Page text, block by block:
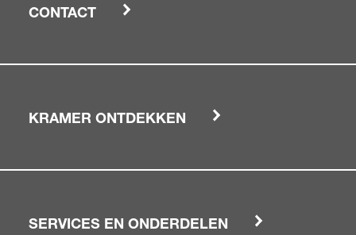
CONTACT
KRAMER ONTDEKKEN
SERVICES EN ONDERDELEN